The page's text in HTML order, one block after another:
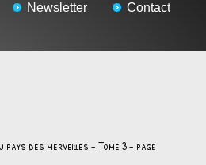
Newsletter Contact
pays des merveilles - Tome 3 - page